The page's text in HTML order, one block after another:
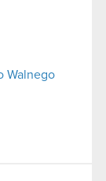
Walnego